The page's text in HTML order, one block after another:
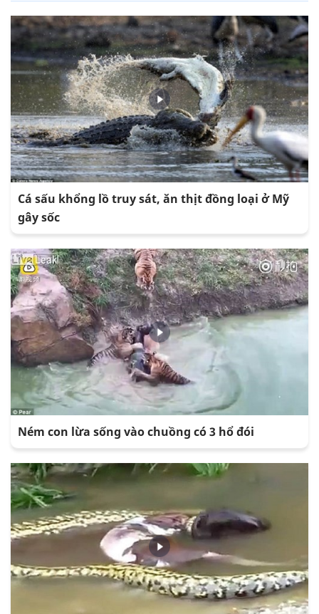
Cá sấu khổng lồ truy sát, ăn thịt đồng loại ở Mỹ
gây sốc
Ném con lừa sống vào chuồng có 3 hổ đói